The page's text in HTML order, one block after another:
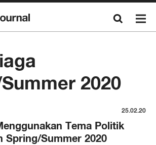
2020
25.02.20
Tema Politik
Spring/Summer 2020